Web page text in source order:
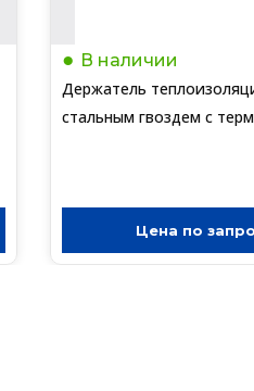
В наличии
Держатель
стальным гвоздем с
Цена по